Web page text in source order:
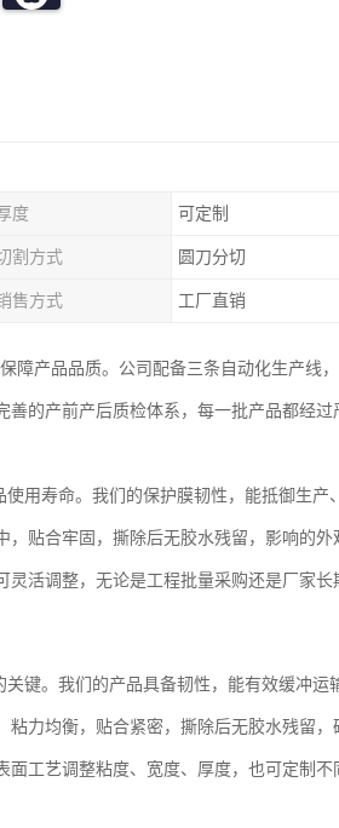
度 可定制
割方式 圆刀分切
售方式 工厂直销
产品品质。公司配备三条自动化生产线，
的产前产后质检体系，每一批产品都经过
用寿命。我们的保护膜韧性，能抵御生产
贴合牢固，撕除后无胶水残留，影响的外
活调整，无论是工程批量采购还是厂家长
键。我们的产品具备韧性，能有效缓冲运
力均衡，贴合紧密，撕除后无胶水残留，
工艺调整粘度、宽度、厚度，也可定制不